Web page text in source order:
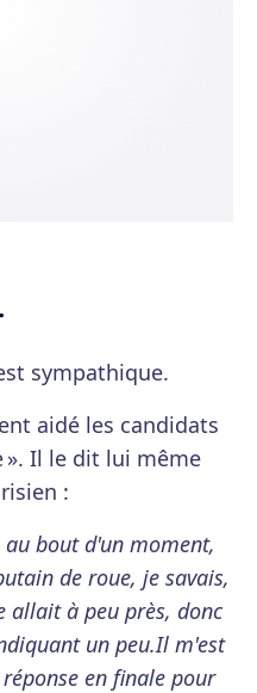
sympathique.
aidé les candidats
». Il le dit lui même
:
bout d'un moment,
de roue, je savais,
allait à peu près, donc
un peu.Il m'est
en finale pour